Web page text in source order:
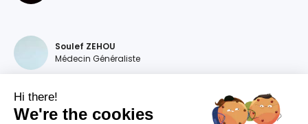
Soulef ZEHOU
Médecin Généraliste
Magdalena DEVILLERS
Hi there!
We're the cookies